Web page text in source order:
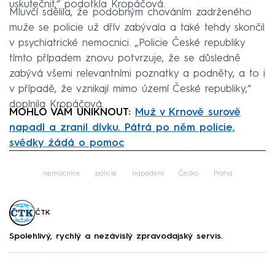
uskutečnit,“ podotkla Kropáčová.
Mluvčí sdělila, že podobným chováním zadrženého
muže se policie už dřív zabývala a také tehdy skončil
v psychiatrické nemocnici. „Policie České republiky
tímto případem znovu potvrzuje, že se důsledně
zabývá všemi relevantními poznatky a podněty, a to i
v případě, že vznikají mimo území České republiky,“
doplnila Kropáčová.
MOHLO VÁM UNIKNOUT:
Muž v Krnově surově
napadl a zranil dívku. Pátrá po něm policie,
svědky žádá o pomoc
nemocnice policie napadení Česko Praha
ČTK
Spolehlivý, rychlý a nezávislý zpravodajský servis.